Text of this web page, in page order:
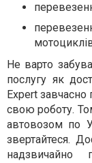
Не варто
послугу як
Expert завчасно
свою роботу.
автовозом по
звертайтеся.